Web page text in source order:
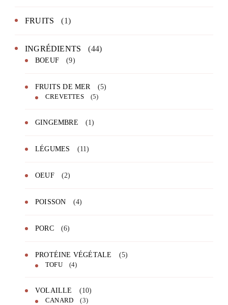
FRUITS (1)
INGRÉDIENTS (44)
BOEUF (9)
FRUITS DE MER (5)
CREVETTES (5)
GINGEMBRE (1)
LÉGUMES (11)
OEUF (2)
POISSON (4)
PORC (6)
PROTÉINE VÉGÉTALE (5)
TOFU (4)
VOLAILLE (10)
CANARD (3)